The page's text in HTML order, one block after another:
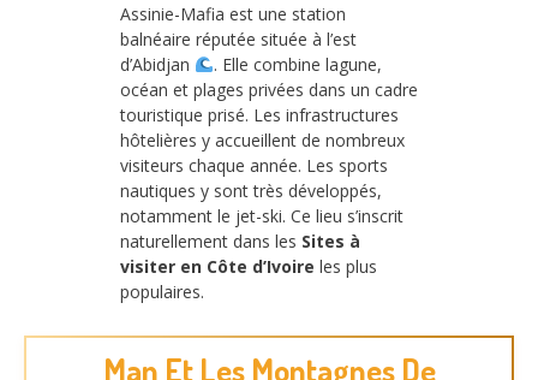
Assinie-Mafia est une station
balnéaire réputée située à l’est
d’Abidjan
. Elle combine lagune,
océan et plages privées dans un cadre
touristique prisé. Les infrastructures
hôtelières y accueillent de nombreux
visiteurs chaque année. Les sports
nautiques y sont très développés,
notamment le jet-ski. Ce lieu s’inscrit
naturellement dans les Sites à
visiter en Côte d’Ivoire les plus
populaires.
Man Et Les Montagnes De